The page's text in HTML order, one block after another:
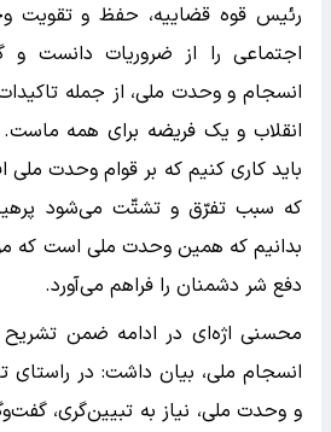
رئیس قوه قضاییه، حفظ و تقویت
اجتماعی را از ضروریات دانست
انسجام و وحدت ملی، از جمله
انقلاب و یک فریضه برای همه ماست.
باید کاری کنیم که بر قوام وحدت ملی
که سبب تفرّق و تشتّت می‌شود پرهیز
بدانیم که همین وحدت ملی است که
دفع شر دشمنان را فراهم می‌آورد.
محسنی اژه‌ای در ادامه ضمن
انسجام ملی، بیان داشت: در راستای
و وحدت ملی، نیاز به تبیین‌گری،